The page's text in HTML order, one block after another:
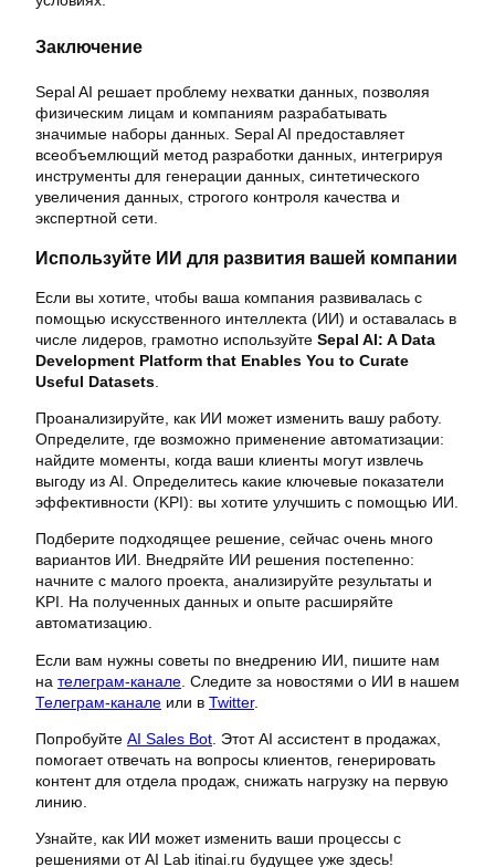
Заключение
Sepal AI решает проблему нехватки данных, позволяя
физическим лицам и компаниям разрабатывать
значимые наборы данных. Sepal AI предоставляет
всеобъемлющий метод разработки данных, интегрируя
инструменты для генерации данных, синтетического
увеличения данных, строгого контроля качества и
экспертной сети.
Используйте ИИ для развития вашей компании
Если вы хотите, чтобы ваша компания развивалась с
помощью искусственного интеллекта (ИИ) и оставалась в
числе лидеров, грамотно используйте Sepal AI: A Data
Development Platform that Enables You to Curate
Useful Datasets
Проанализируйте, как ИИ может изменить вашу работу.
Определите, где возможно применение автоматизации:
найдите моменты, когда ваши клиенты могут извлечь
выгоду из AI. Определитесь какие ключевые показатели
эффективности (KPI): вы хотите улучшить с помощью ИИ.
Подберите подходящее решение, сейчас очень много
вариантов ИИ. Внедряйте ИИ решения постепенно:
начните с малого проекта, анализируйте результаты и
KPI. На полученных данных и опыте расширяйте
автоматизацию.
Если вам нужны советы по внедрению ИИ, пишите нам
на телеграм-канале . Следите за новостями о ИИ в нашем
Телеграм-канале или в Twitter.
Попробуйте AI Sales Bot . Этот AI ассистент в продажах,
помогает отвечать на вопросы клиентов, генерировать
контент для отдела продаж, снижать нагрузку на первую
линию.
Узнайте, как ИИ может изменить ваши процессы с
решениями от AI Lab itinai.ru будущее уже здесь!